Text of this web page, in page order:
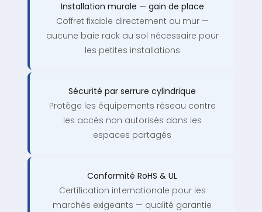
Installation murale — gain de place
Coffret fixable directement au mur —
aucune baie rack au sol nécessaire pour
les petites installations
Sécurité par serrure cylindrique
Protège les équipements réseau contre
les accès non autorisés dans les
espaces partagés
Conformité RoHS & UL
Certification internationale pour les
marchés exigeants — qualité garantie